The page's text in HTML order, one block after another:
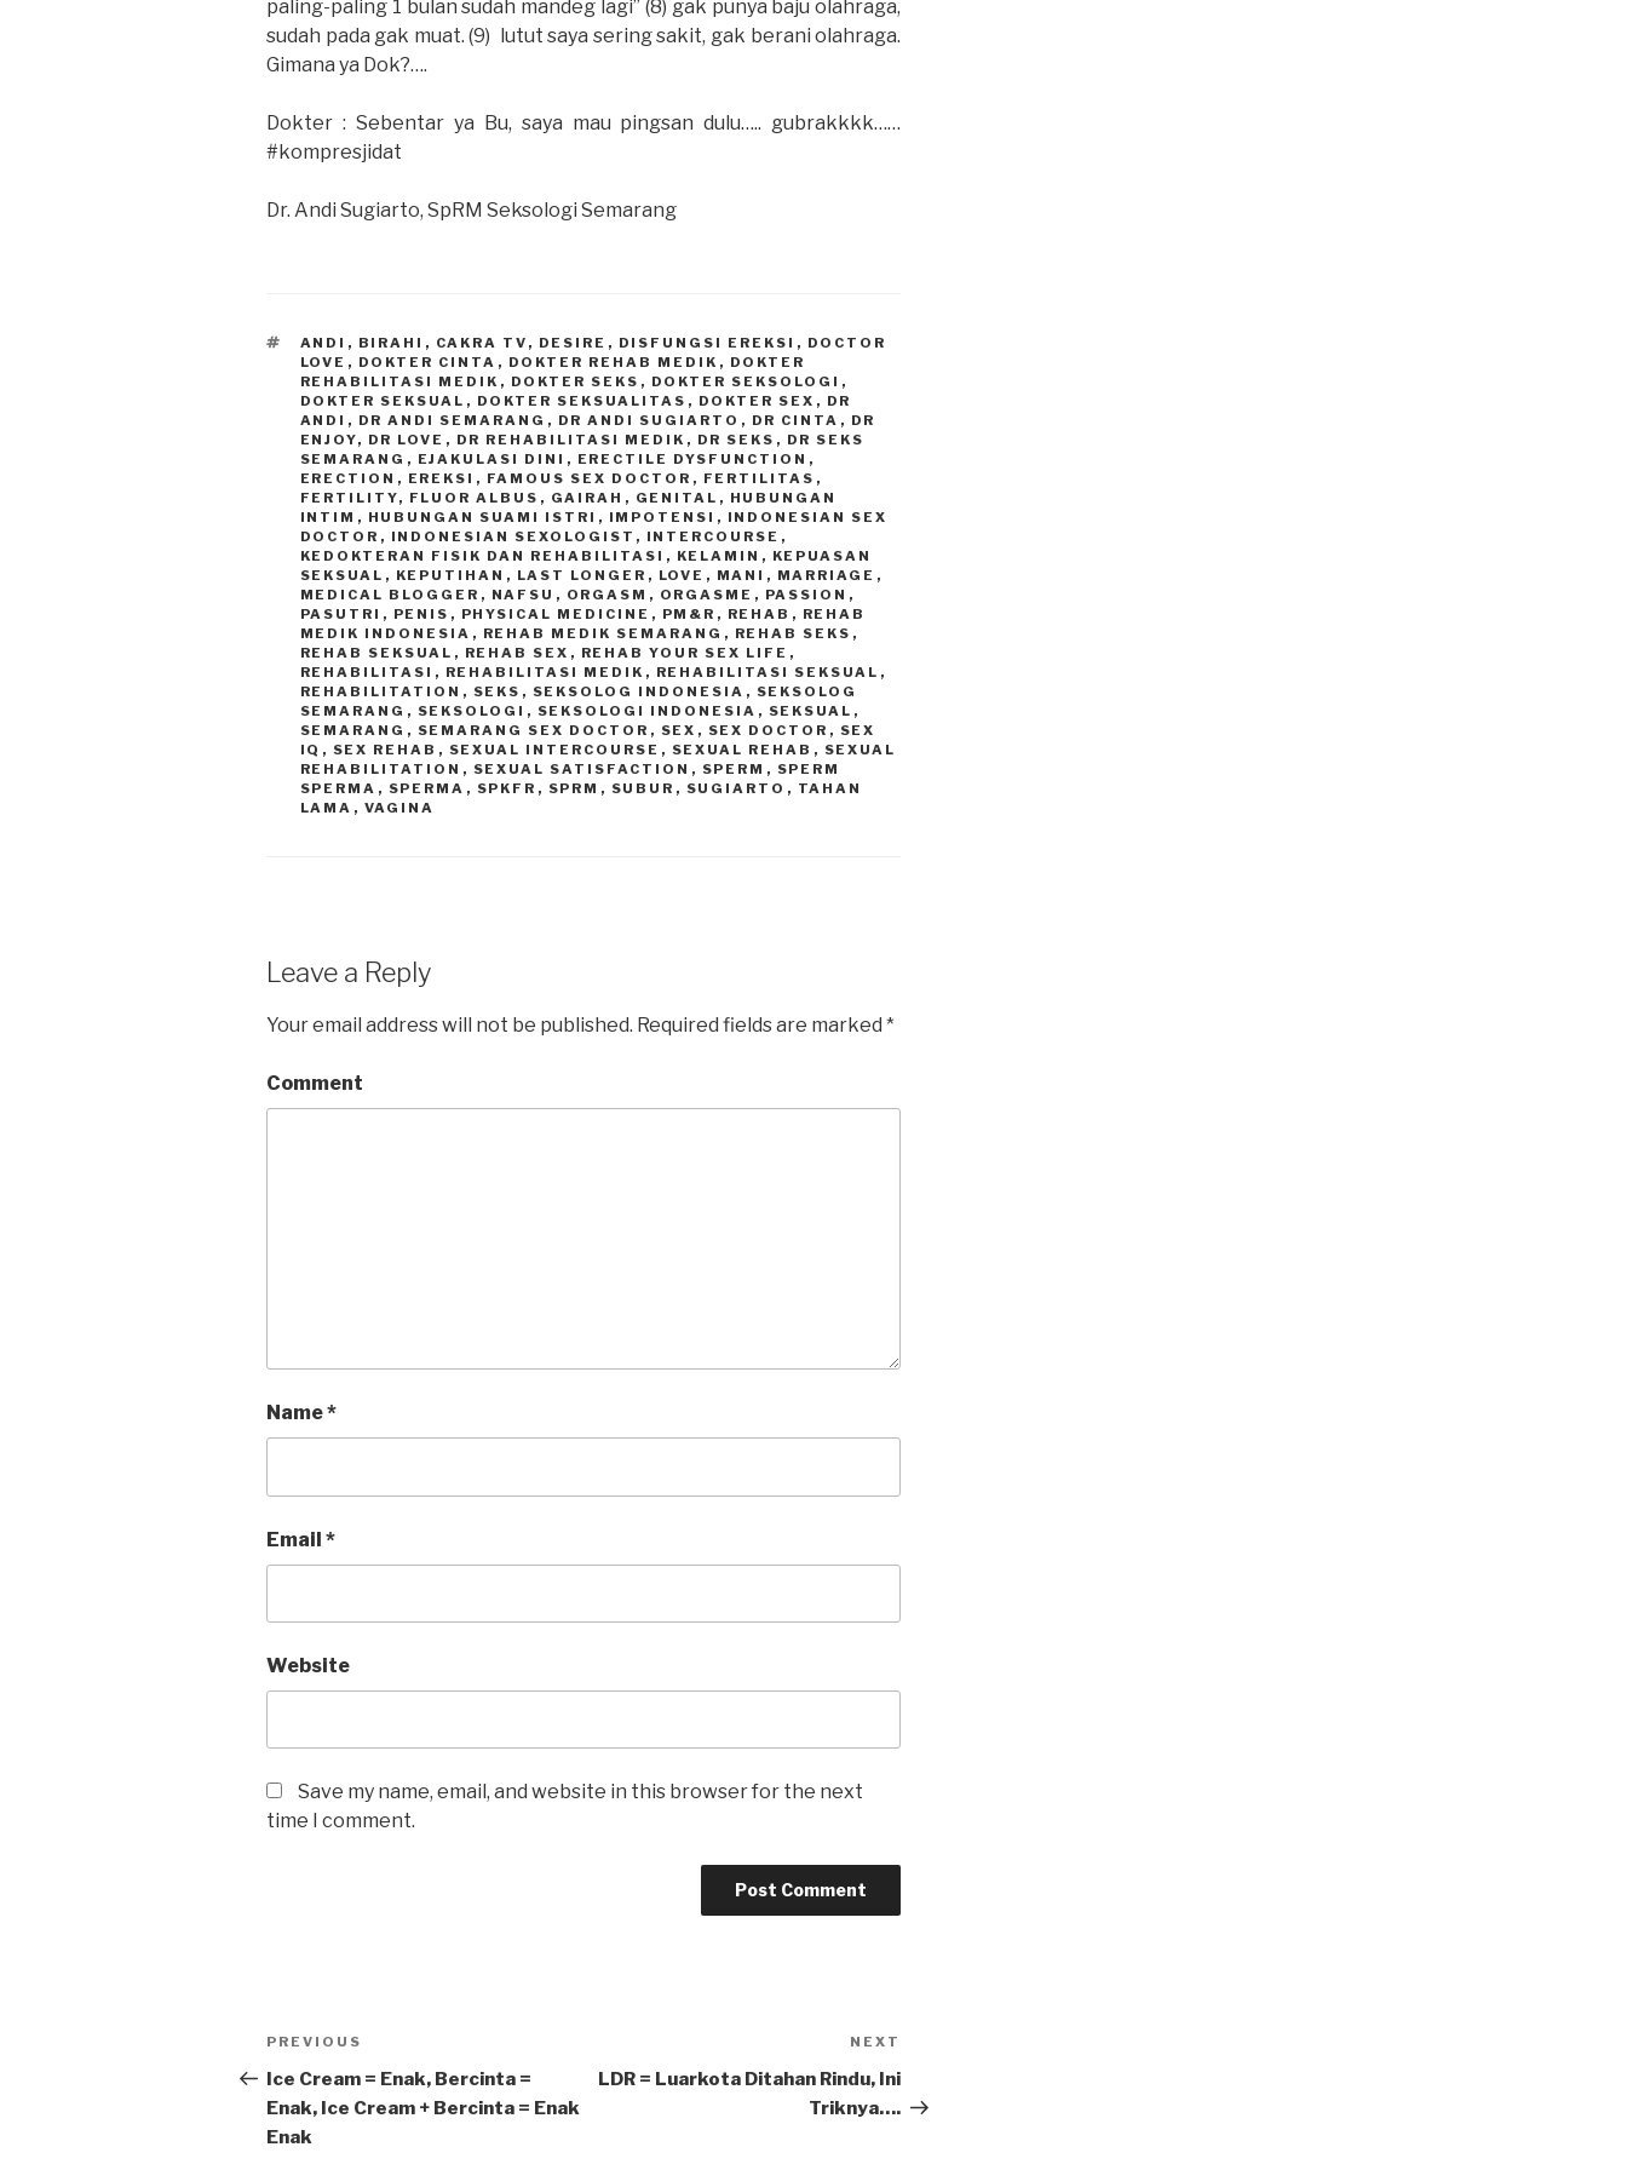
paling-paling 1 bulan sudah mandeg lagi” (8) gak punya baju olahraga,
sudah pada gak muat. (9) lutut saya sering sakit, gak berani olahraga.
Gimana ya Dok?….
Dokter : Sebentar ya Bu, saya mau pingsan dulu….. gubrakkkk……
#kompresjidat
Dr. Andi Sugiarto, SpRM Seksologi Semarang
TAGS
ANDI , BIRAHI , CAKRA TV , DESIRE , DISFUNGSI EREKSI , DOCTOR
LOVE , DOKTER CINTA , DOKTER REHAB MEDIK , DOKTER
REHABILITASI MEDIK , DOKTER SEKS , DOKTER SEKSOLOGI ,
DOKTER SEKSUAL , DOKTER SEKSUALITAS , DOKTER SEX , DR
ANDI , DR ANDI SEMARANG , DR ANDI SUGIARTO , DR CINTA , DR
ENJOY, DR LOVE , DR REHABILITASI MEDIK , DR SEKS , DR SEKS
SEMARANG , EJAKULASI DINI , ERECTILE DYSFUNCTION ,
ERECTION , EREKSI , FAMOUS SEX DOCTOR , FERTILITAS ,
FERTILITY, FLUOR ALBUS , GAIRAH , GENITAL , HUBUNGAN
INTIM , HUBUNGAN SUAMI ISTRI , IMPOTENSI , INDONESIAN SEX
DOCTOR , INDONESIAN SEXOLOGIST , INTERCOURSE ,
KEDOKTERAN FISIK DAN REHABILITASI , KELAMIN , KEPUASAN
SEKSUAL , KEPUTIHAN , LAST LONGER , LOVE , MANI , MARRIAGE ,
MEDICAL BLOGGER , NAFSU , ORGASM , ORGASME , PASSION ,
PASUTRI , PENIS , PHYSICAL MEDICINE , PM&R , REHAB , REHAB
MEDIK INDONESIA , REHAB MEDIK SEMARANG , REHAB SEKS ,
REHAB SEKSUAL , REHAB SEX , REHAB YOUR SEX LIFE ,
REHABILITASI , REHABILITASI MEDIK , REHABILITASI SEKSUAL ,
REHABILITATION , SEKS , SEKSOLOG INDONESIA , SEKSOLOG
SEMARANG , SEKSOLOGI , SEKSOLOGI INDONESIA , SEKSUAL ,
SEMARANG , SEMARANG SEX DOCTOR , SEX , SEX DOCTOR , SEX
IQ , SEX REHAB , SEXUAL INTERCOURSE , SEXUAL REHAB , SEXUAL
REHABILITATION , SEXUAL SATISFACTION , SPERM , SPERM
SPERMA , SPERMA , SPKFR , SPRM , SUBUR , SUGIARTO , TAHAN
LAMA , VAGINA
Leave a Reply
Your email address will not be published. Required fields are marked *
Comment
Name*
Email *
Website
Save my name, email, and website in this browser for the next
time I comment.
Post
navigation
Previous
Post
PREVIOUS
Ice Cream = Enak, Bercinta =
Enak, Ice Cream + Bercinta = Enak
Enak
Post
NEXT
LDR = Luarkota Ditahan Rindu, Ini
Triknya….